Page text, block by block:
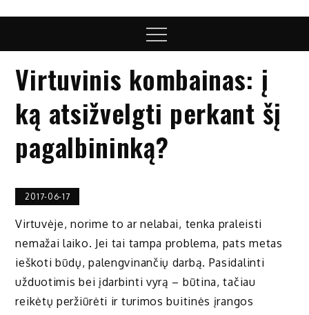
Menu
Virtuvinis kombainas: į
ką atsižvelgti perkant šį
pagalbininką?
2017-06-17
Virtuvėje, norime to ar nelabai, tenka praleisti
nemažai laiko. Jei tai tampa problema, pats metas
ieškoti būdų, palengvinančių darbą. Pasidalinti
užduotimis bei įdarbinti vyrą – būtina, tačiau
reikėtų peržiūrėti ir turimos buitinės įrangos